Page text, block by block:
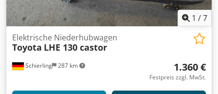
1 /7
Schierling 287 km
Elektrische Niederhubwagen
Toyota LHE 130 castor
1.360 €
Festpreis zzgl. MwSt.